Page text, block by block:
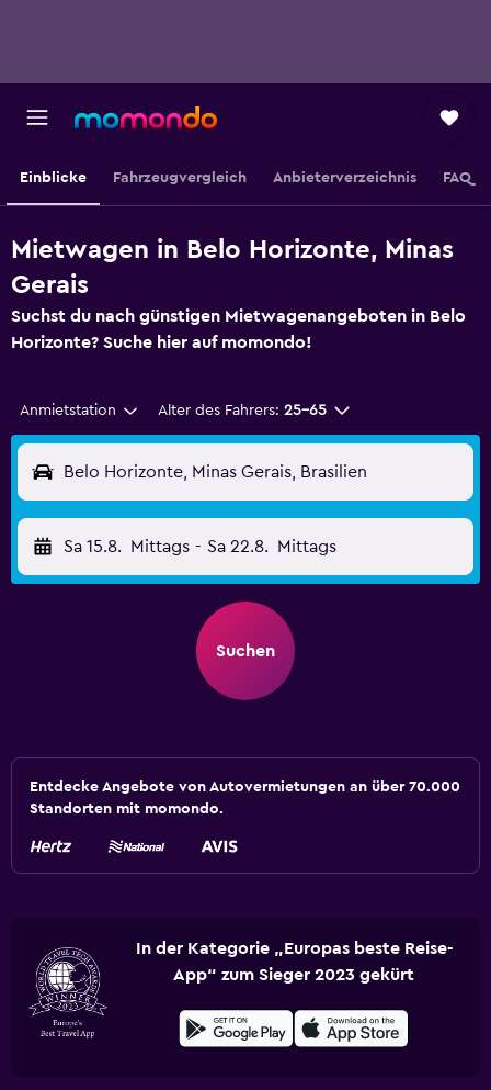
Einblicke Fahrzeugvergleich Anbieterverzeichnis FAQ
Mietwagen in Belo Horizonte, Minas
Gerais
Suchst du nach günstigen Mietwagenangeboten in Belo
Horizonte? Suche hier auf momondo!
Anmietstation Alter des Fahrers: 25-65
Belo Horizonte, Minas Gerais, Brasilien
Sa 15.8. Mittags - Sa 22.8. Mittags
Suchen
Entdecke Angebote von Autovermietungen an über 70.000
Standorten mit momondo.
In der Kategorie „Europas beste Reise-
App“ zum Sieger 2023 gekürt